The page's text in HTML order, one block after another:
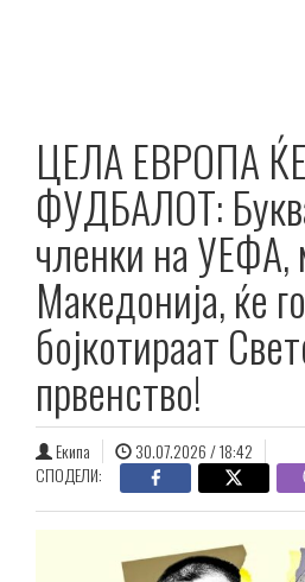
ЦЕЛА ЕВРОПА
ФУДБАЛОТ:
членки на УЕФА,
Македонија, ќе го
бојкотираат
првенство!
Екипа
30.07.2026 / 18:42
СПОДЕЛИ: